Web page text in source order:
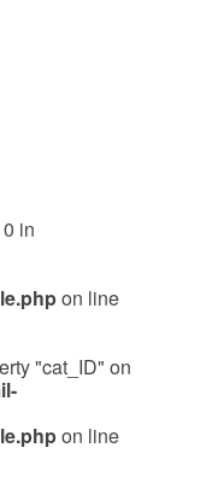
in
on line
"cat_ID" on
on line